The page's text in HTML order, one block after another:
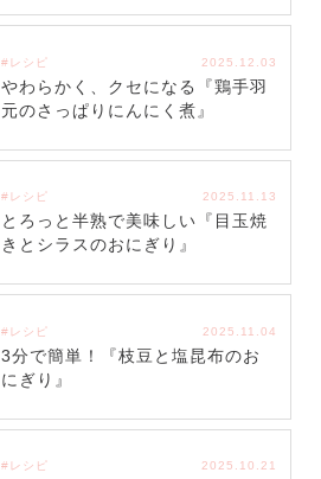
#レシピ 2025.12.03
やわらかく、クセになる『鶏手羽
元のさっぱりにんにく煮』
#レシピ 2025.11.13
とろっと半熟で美味しい『目玉焼
きとシラスのおにぎり』
#レシピ 2025.11.04
3分で簡単！『枝豆と塩昆布のお
にぎり』
#レシピ 2025.10.21